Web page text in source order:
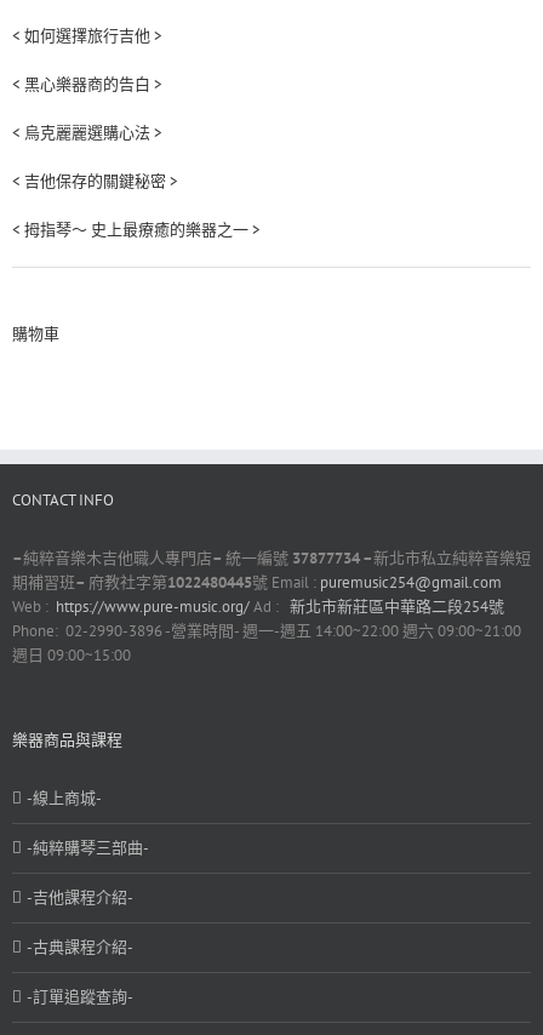
< 如何選擇旅行吉他 >
< 黑心樂器商的告白 >
< 烏克麗麗選購心法 >
< 吉他保存的關鍵秘密 >
< 拇指琴～ 史上最療癒的樂器之一 >
購物車
CONTACT INFO
–純粹音樂木吉他職人專門店– 統一編號 37877734 –新北市私立純粹音樂短
期補習班– 府教社字第1022480445號 Email : puremusic254@gmail.com
Web : https://www.pure-music.org/Ad : 新北市新莊區中華路二段254號
Phone: 02-2990-3896 -營業時間- 週一-週五 14:00~22:00 週六 09:00~21:00
週日 09:00~15:00
樂器商品與課程
-線上商城-
-純粹購琴三部曲-
-吉他課程介紹-
-古典課程介紹-
-訂單追蹤查詢-